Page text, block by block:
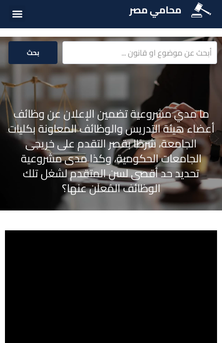
محامي مصر
بحث
ما مدي مشروعية تضمين الإعلان عن وظائف
أعضاء هيئة التدريس والوظائف المعاونة بكليات
الجامعة، شرطًا بقصر التقدم على خريجى
الجامعات الحكومية، وكذا مدى مشروعية
تحديد حد أقصى لسن المتقدم لشغل تلك
الوظائف المُعلَن عنها؟